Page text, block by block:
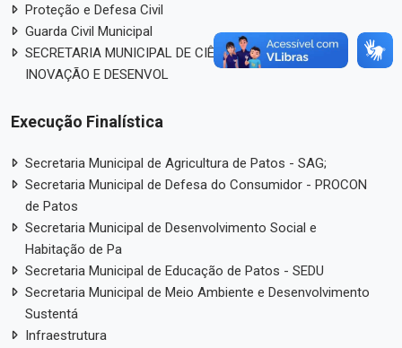
Proteção e Defesa Civil
Guarda Civil Municipal
SECRETARIA MUNICIPAL DE CIÊNCIA, TECNOLOGIA,
INOVAÇÃO E DESENVOL
Execução Finalística
Secretaria Municipal de Agricultura de Patos - SAG;
Secretaria Municipal de Defesa do Consumidor - PROCON
de Patos
Secretaria Municipal de Desenvolvimento Social e
Habitação de Pa
Secretaria Municipal de Educação de Patos - SEDU
Secretaria Municipal de Meio Ambiente e Desenvolvimento
Sustentá
Infraestrutura